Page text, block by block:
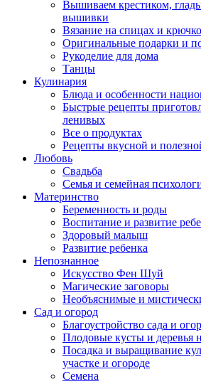
Вышиваем крестиком,
вышивки
Вязание на спицах и
Оригинальные подарки и
Рукоделие для дома
Танцы
Кулинария
Блюда и особенности
Быстрые рецепты
ленивых
Все о продуктах
Рецепты вкусной и
Любовь
Свадьба
Семья и семейная
Материнство
Беременность и роды
Воспитание и развитие
Здоровый малыш
Развитие ребенка
Непознанное
Искусство Фен Шуй
Магические заговоры
Необъяснимые и
Сад и огород
Благоустройство сада и
Плодовые кусты и деревья
Посадка и выращивание
участке и огороде
Семена